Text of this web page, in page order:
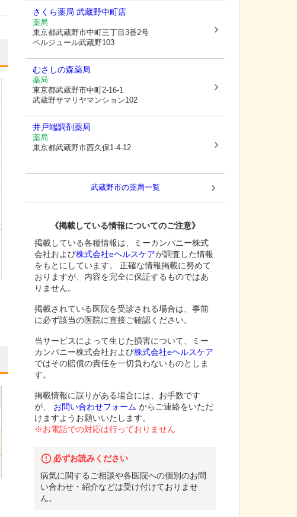
さくら薬局 武蔵野中町店
薬局
東京都武蔵野市中町三丁目3番2号
ベルジュール武蔵野103
むさしの森薬局
薬局
東京都武蔵野市中町2-16-1
武蔵野サマリヤマンション102
井戸端調剤薬局
薬局
東京都武蔵野市西久保1-4-12
武蔵野市の薬局一覧
《掲載している情報についてのご注意》
掲載している各種情報は、ミーカンパニー株式
会社および株式会社eヘルスケアが調査した情報
をもとにしています。 正確な情報掲載に努めて
おりますが、内容を完全に保証するものではあ
りません。
掲載されている医院を受診される場合は、事前
に必ず該当の医院に直接ご確認ください。
当サービスによって生じた損害について、ミー
カンパニー株式会社および株式会社eヘルスケア
ではその賠償の責任を一切負わないものとしま
す。
掲載情報に誤りがある場合には、お手数です
が、
お問い合わせフォーム からご連絡をいただ
けますようお願いいたします。
※お電話での対応は行っておりません
必ずお読みください
病気に関するご相談や各医院への個別のお問
い合わせ・紹介などは受け付けておりませ
ん。